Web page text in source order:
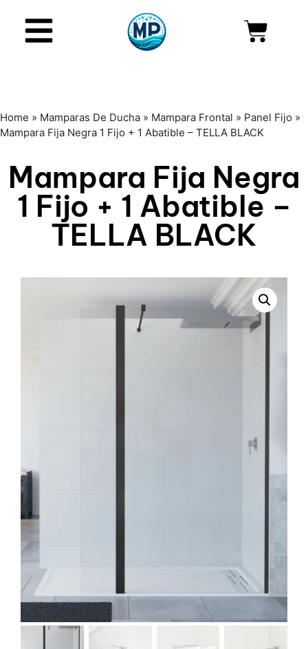
Home » Mamparas De Ducha » Mampara Frontal » Panel Fijo »
Mampara Fija Negra 1 Fijo + 1 Abatible – TELLA BLACK
Mampara Fija Negra
1 Fijo + 1 Abatible –
TELLA BLACK